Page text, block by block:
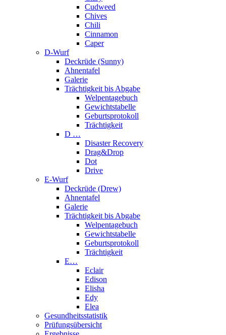
Cudweed
Chives
Chili
Cinnamon
Caper
D-Wurf
Deckrüde (Sunny)
Ahnentafel
Galerie
Trächtigkeit bis Abgabe
Welpentagebuch
Gewichtstabelle
Geburtsprotokoll
Trächtigkeit
D …
Disaster Recovery
Drag&Drop
Dot
Drive
E-Wurf
Deckrüde (Drew)
Ahnentafel
Galerie
Trächtigkeit bis Abgabe
Welpentagebuch
Gewichtstabelle
Geburtsprotokoll
Trächtigkeit
E…
Eclair
Edison
Elisha
Edy
Elea
Gesundheitsstatistik
Prüfungsübersicht